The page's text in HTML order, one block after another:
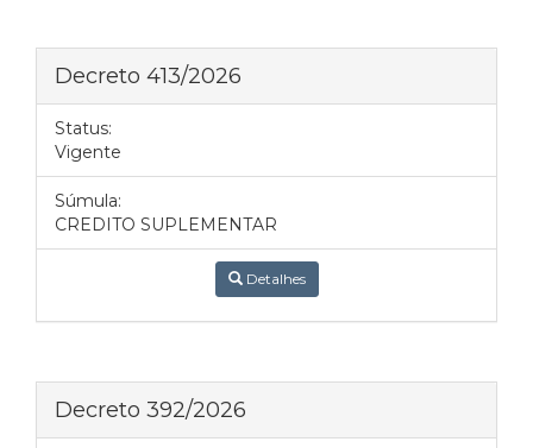
Decreto 413/2026
Status:
Vigente
Súmula:
CREDITO SUPLEMENTAR
Detalhes
Decreto 392/2026